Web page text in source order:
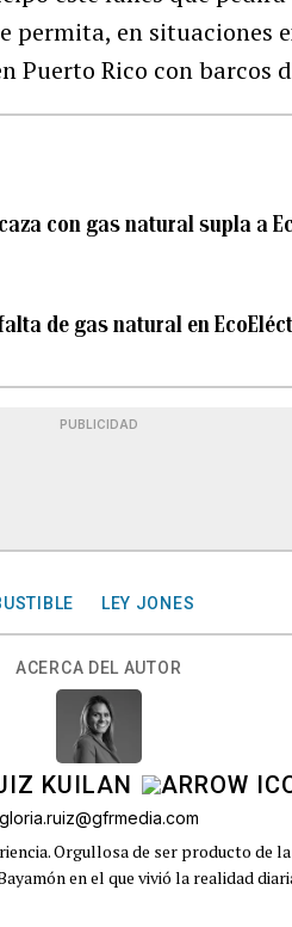
permita, en situaciones
Puerto Rico con barcos
con gas natural supla a
de gas natural en
PUBLICIDAD
LEY JONES
ACERCA DEL AUTOR
KUILAN
gloria.ruiz@gfrmedia.com
Orgullosa de ser producto de
en el que vivió la realidad